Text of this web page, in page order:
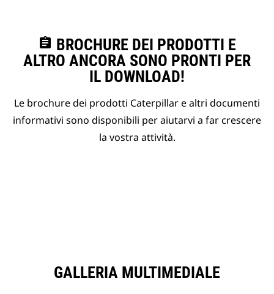
assignment BROCHURE DEI PRODOTTI E
ALTRO ANCORA SONO PRONTI PER
IL DOWNLOAD!
Le brochure dei prodotti Caterpillar e altri documenti
informativi sono disponibili per aiutarvi a far crescere
la vostra attività.
GALLERIA MULTIMEDIALE